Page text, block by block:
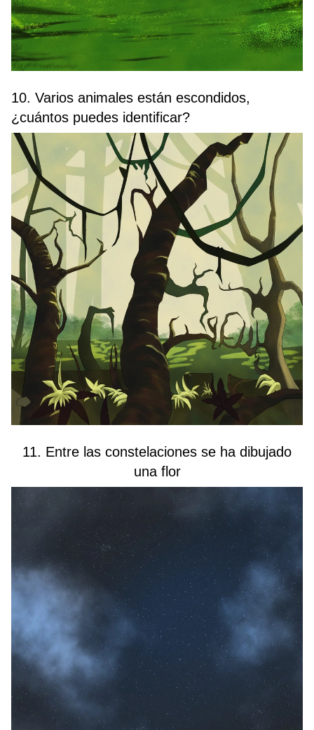
10. Varios animales están escondidos,
¿cuántos puedes identificar?
11. Entre las constelaciones se ha dibujado
una flor